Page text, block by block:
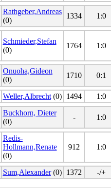
Rathgeber,Andreas
(0)
1334 1:0
Schmieder,Stefan
(0)
1764 1:0
Onuoha,Gideon
(0)
1710 0:1
Weller,Albrecht(0) 1494 1:0
Buckhorn, Dieter
(0)
- 1:0
Redis-
Hollmann,Renate
(0)
912 1:0
Sum,Alexander(0) 1372 -/+